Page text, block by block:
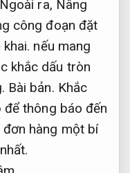
Ngoài ra, Nâng
công đoạn đặt
nếu mang
khắc dấu tròn
Bài bản. Khắc
thông báo đến
hàng một bí